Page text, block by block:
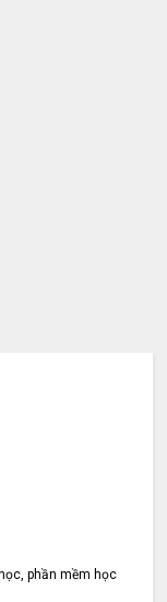
phần mềm học